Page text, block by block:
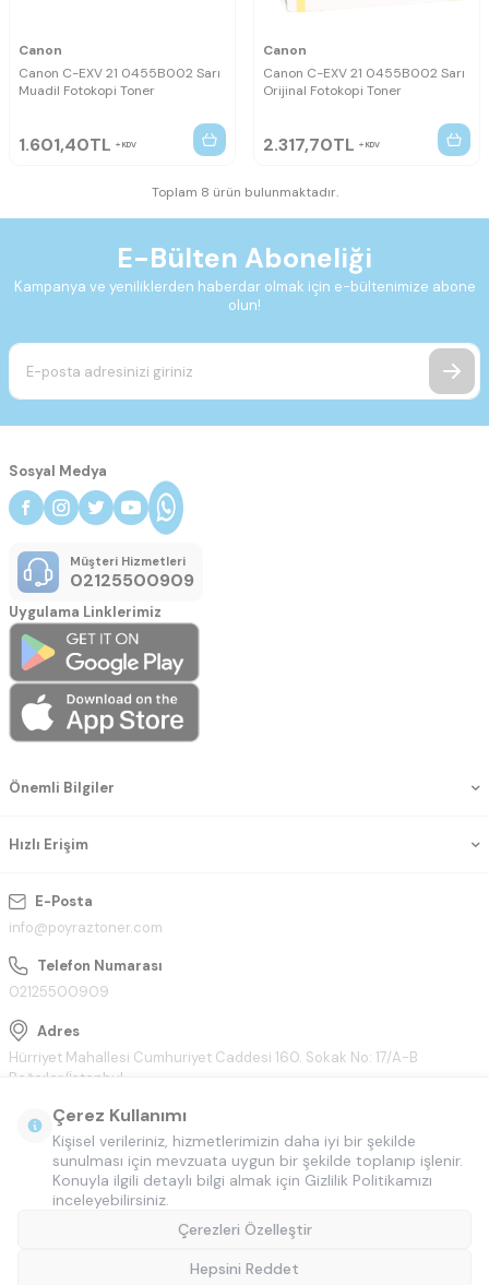
Canon
Canon C-EXV 21 0455B002 Sarı
Muadil Fotokopi Toner
1.601,40TL KDV
Canon
Canon C-EXV 21 0455B002 Sarı
Orijinal Fotokopi Toner
2.317,70TL KDV
Toplam 8 ürün bulunmaktadır.
E-Bülten Aboneliği
Kampanya ve yeniliklerden haberdar olmak için e-bültenimize abone
olun!
E-Posta
info@poyraztoner.com
Telefon Numarası
02125500909
Adres
Hürriyet Mahallesi Cumhuriyet Caddesi 160. Sokak No: 17/A-B
Bağcılar/İstanbul
Önemli Bilgiler
Hızlı Erişim
Sosyal Medya
Müşteri Hizmetleri
02125500909
Uygulama Linklerimiz
Çerez Kullanımı
Kişisel verileriniz, hizmetlerimizin daha iyi bir şekilde
sunulması için mevzuata uygun bir şekilde toplanıp işlenir.
Konuyla ilgili detaylı bilgi almak için Gizlilik Politikamızı
inceleyebilirsiniz.
Çerezleri Özelleştir
Hepsini Reddet